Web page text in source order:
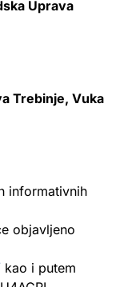
Uprava
Trebinje, Vuka
informativnih
objavljeno
kao i putem